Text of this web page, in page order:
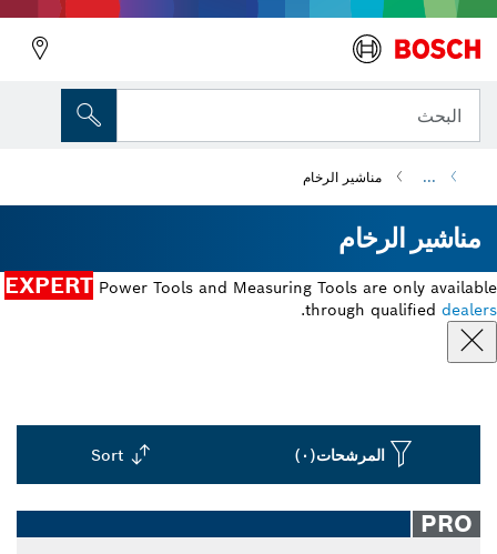
البحث
... مناشير الرخام
مناشير الرخام
EXPERT Power Tools and Measuring Tools are only available
through qualified dealers
.
المرشحات(٠) Sort
closed
PRO